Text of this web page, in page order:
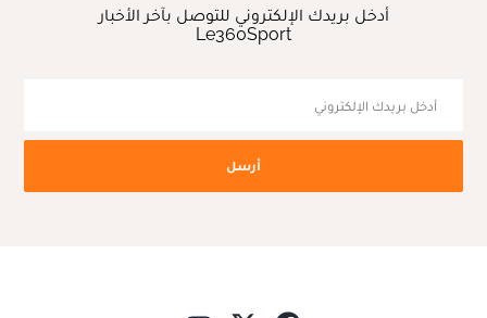
أدخل بريدك الإلكتروني للتوصل بآخر الأخبار
Le360Sport
أرسل